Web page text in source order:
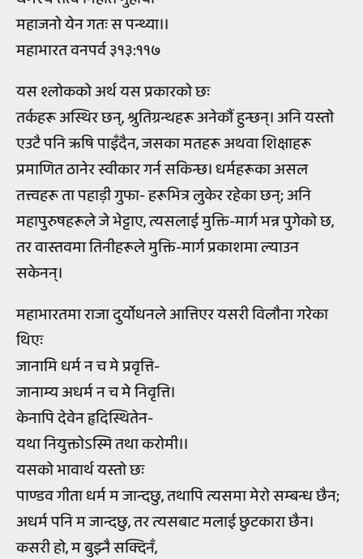
महाजनो येन गतः स पन्थ्या।।
महाभारत वनपर्व ३१३:११७
यस श्लोकको अर्थ यस प्रकारको छः
तर्कहरू अस्थिर छन्, श्रुतिग्रन्थहरू अनेकौं हुन्छन्। अनि यस्तो
एउटै पनि ऋषि पाइँदैन, जसका मतहरू अथवा शिक्षाहरू
प्रमाणित ठानेर स्वीकार गर्न सकिन्छ। धर्महरूका असल
तत्त्वहरू ता पहाड़ी गुफा- हरूभित्र लुकेर रहेका छन्; अनि
महापुरुषहरूले जे भेट्टाए, त्यसलाई मुक्ति-मार्ग भन्न पुगेको छ,
तर वास्तवमा तिनीहरूले मुक्ति-मार्ग प्रकाशमा ल्याउन
सकेनन्।
महाभारतमा राजा दुर्योधनले आत्तिएर यसरी विलौना गरेका
थिएः
जानामि धर्म न च मे प्रवृत्ति-
जानाम्य अधर्म न च मे निवृत्ति।
केनापि देवेन हृदिस्थितेन-
यथा नियुक्तोऽस्मि तथा करोमी।।
यसको भावार्थ यस्तो छः
पाण्डव गीता धर्म म जान्दछु, तथापि त्यसमा मेरो सम्बन्ध छैन;
अधर्म पनि म जान्दछु, तर त्यसबाट मलाई छुटकारा छैन।
कसरी हो, म बुझ्नै सक्दिनँ,